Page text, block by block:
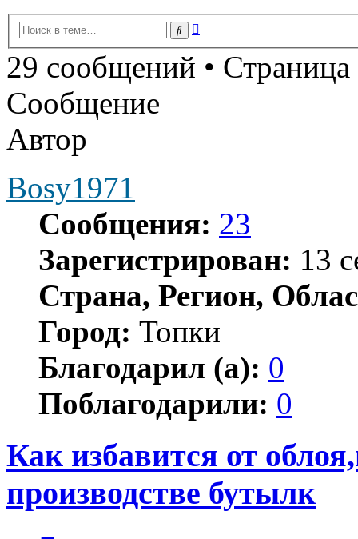
Поиск
29 сообщений • Страница
Сообщение
Автор
Bosy1971
Сообщения: 23
Зарегистрирован: 13
Страна, Регион,
Город: Топки
Благодарил (а): 0
Поблагодарили: 0
Как избавится от
производстве бутылк